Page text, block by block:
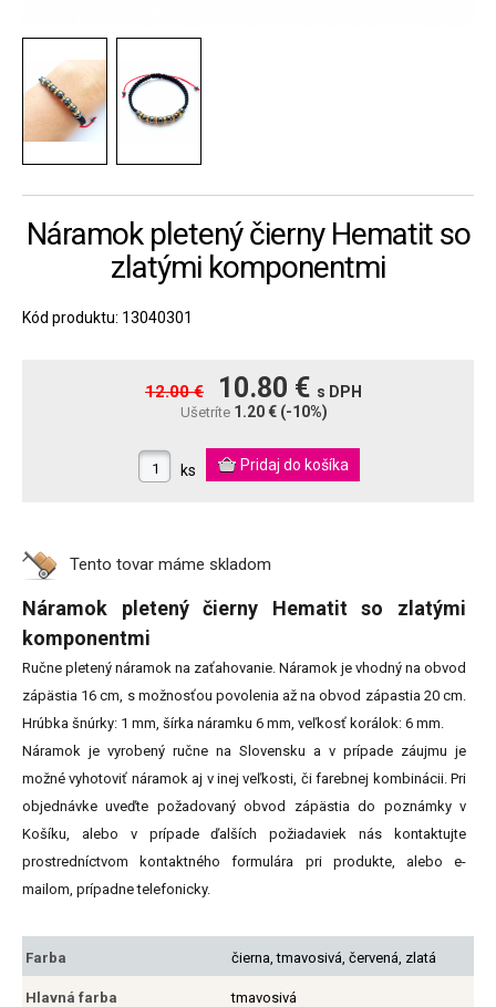
Náramok pletený čierny Hematit so
zlatými komponentmi
Kód produktu: 13040301
12.00 € 10.80 € s DPH
Ušetríte 1.20 € (-10%)
ks
Tento tovar máme skladom
Náramok pletený čierny Hematit so zlatými
komponentmi
Ručne pletený náramok na zaťahovanie. Náramok je vhodný na obvod
zápästia 16 cm, s možnosťou povolenia až na obvod zápastia 20 cm.
Hrúbka šnúrky: 1 mm, šírka náramku 6 mm, veľkosť korálok: 6 mm.
Náramok je vyrobený ručne na Slovensku a v prípade záujmu je
možné vyhotoviť náramok aj v inej veľkosti, či farebnej kombinácii. Pri
objednávke uveďte požadovaný obvod zápästia do poznámky v
Košíku, alebo v prípade ďalších požiadaviek nás kontaktujte
prostredníctvom kontaktného formulára pri produkte, alebo e-
mailom, prípadne telefonicky.
Farba čierna, tmavosivá, červená, zlatá
Hlavná farba tmavosivá